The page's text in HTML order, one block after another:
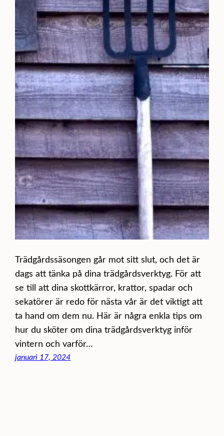
Trädgårdssäsongen går mot sitt slut, och det är
dags att tänka på dina trädgårdsverktyg. För att
se till att dina skottkärror, krattor, spadar och
sekatörer är redo för nästa vår är det viktigt att
ta hand om dem nu. Här är några enkla tips om
hur du sköter om dina trädgårdsverktyg inför
vintern och varför…
januari 17, 2024